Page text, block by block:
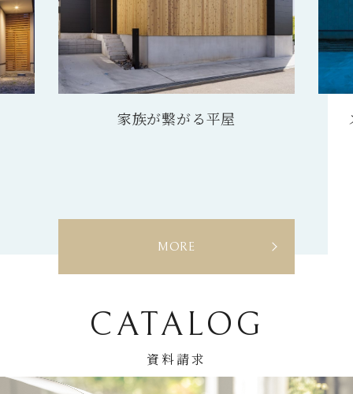
スローライフを満喫する家
MORE
CATALOG
資料請求